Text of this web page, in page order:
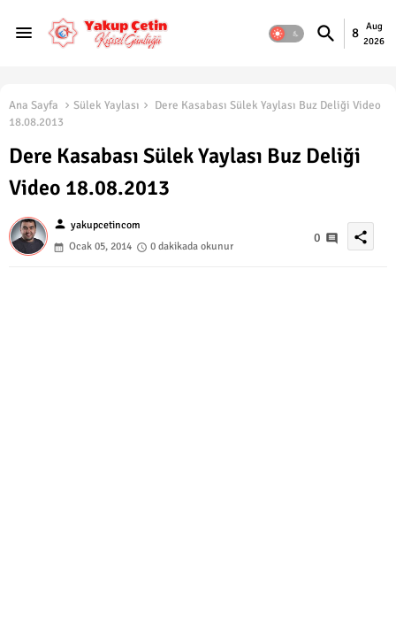
8
Aug
2026
Ana Sayfa Sülek Yaylası
Dere Kasabası Sülek Yaylası Buz Deliği Video
18.08.2013
Dere Kasabası Sülek Yaylası Buz Deliği
Video 18.08.2013
person yakupcetincom
Ocak 05, 2014
0 dakikada okunur
0 share